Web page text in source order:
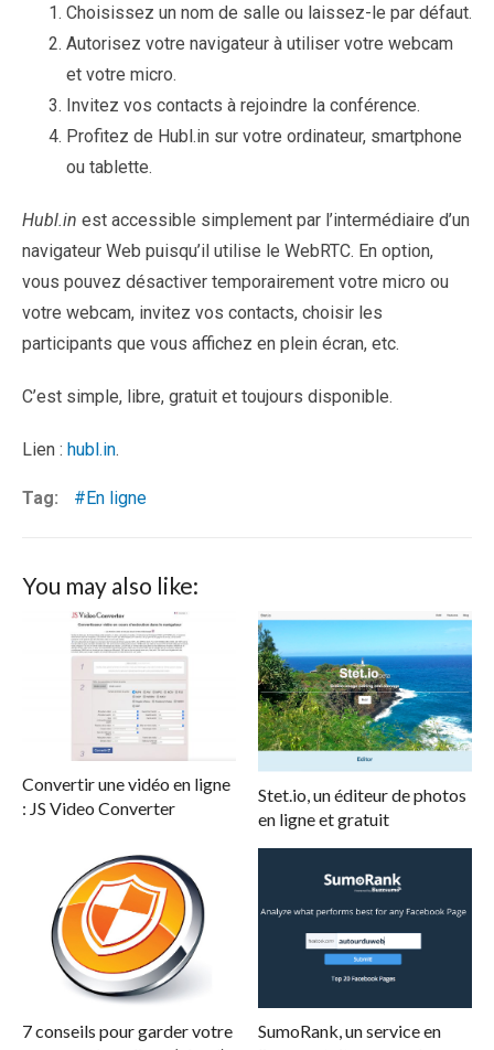
Choisissez un nom de salle ou laissez-le par défaut.
Autorisez votre navigateur à utiliser votre webcam
et votre micro.
Invitez vos contacts à rejoindre la conférence.
Profitez de Hubl.in sur votre ordinateur, smartphone
ou tablette.
Hubl.in est accessible simplement par l’intermédiaire d’un
navigateur Web puisqu’il utilise le WebRTC. En option,
vous pouvez désactiver temporairement votre micro ou
votre webcam, invitez vos contacts, choisir les
participants que vous affichez en plein écran, etc.
C’est simple, libre, gratuit et toujours disponible.
Lien : hubl.in.
Tag: En ligne
You may also like:
Convertir une vidéo en ligne
: JS Video Converter
Stet.io, un éditeur de photos
en ligne et gratuit
7 conseils pour garder votre
SumoRank, un service en